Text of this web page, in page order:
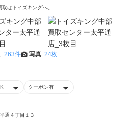
はトイズキングへ。‎
263件 写真 24枚
クーポン有
通４丁目１３